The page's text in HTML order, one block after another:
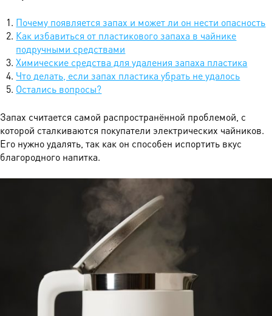
Почему появляется запах и может ли он нести опасность
Как избавиться от пластикового запаха в чайнике
подручными средствами
Химические средства для удаления запаха пластика
Что делать, если запах пластика убрать не удалось
Остались вопросы?
Запах считается самой распространённой проблемой, с
которой сталкиваются покупатели электрических чайников.
Его нужно удалять, так как он способен испортить вкус
благородного напитка.